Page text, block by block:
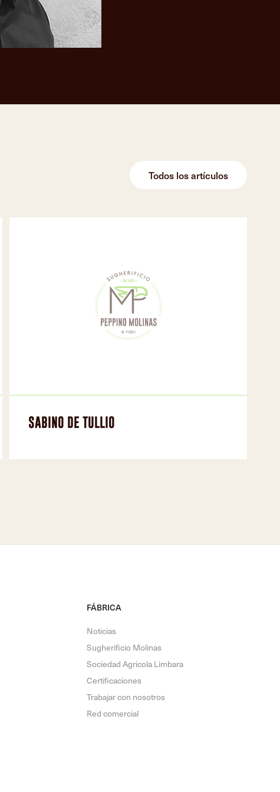
Todos los artículos
SABINO DE TULLIO
FÁBRICA
Noticias
Sugherificio Molinas
Sociedad Agricola Limbara
Certificaciones
Trabajar con nosotros
Red comercial